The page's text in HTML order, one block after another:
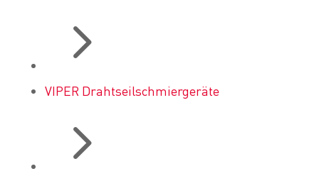
5
VIPER Drahtseilschmiergeräte
5